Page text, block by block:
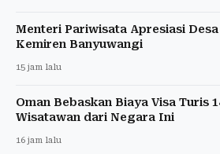
Menteri Pariwisata Apresiasi
Kemiren Banyuwangi
15 jam lalu
Oman Bebaskan Biaya Visa Turis
Wisatawan dari Negara Ini
16 jam lalu